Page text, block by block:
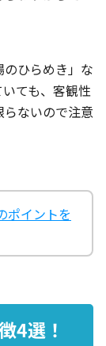
ひらめき」な
ても、客観性
ないので注意
ポイントを
4選！